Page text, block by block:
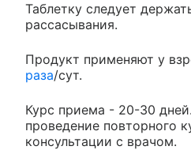
Таблетку следует
рассасывания.
Продукт применяют у
раза/сут.
Курс приема - 20-30
проведение повторного
консультации с врачом.